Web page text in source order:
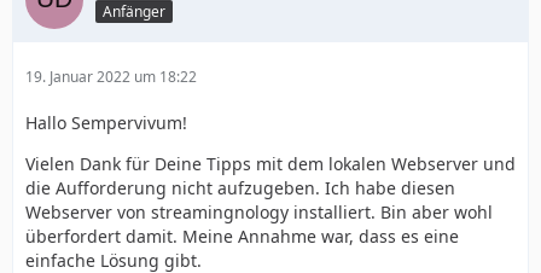
Anfänger
19. Januar 2022 um 18:22
Hallo Sempervivum!
Vielen Dank für Deine Tipps mit dem lokalen Webserver und
die Aufforderung nicht aufzugeben. Ich habe diesen
Webserver von streamingnology installiert. Bin aber wohl
überfordert damit. Meine Annahme war, dass es eine
einfache Lösung gibt.